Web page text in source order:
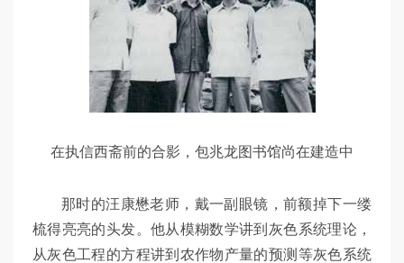
在执信西斋前的合影，包兆龙图书馆尚在建造中
那时的汪康懋老师，戴一副眼镜，前额掉下一缕
梳得亮亮的头发。他从模糊数学讲到灰色系统理论，
从灰色工程的方程讲到农作物产量的预测等灰色系统